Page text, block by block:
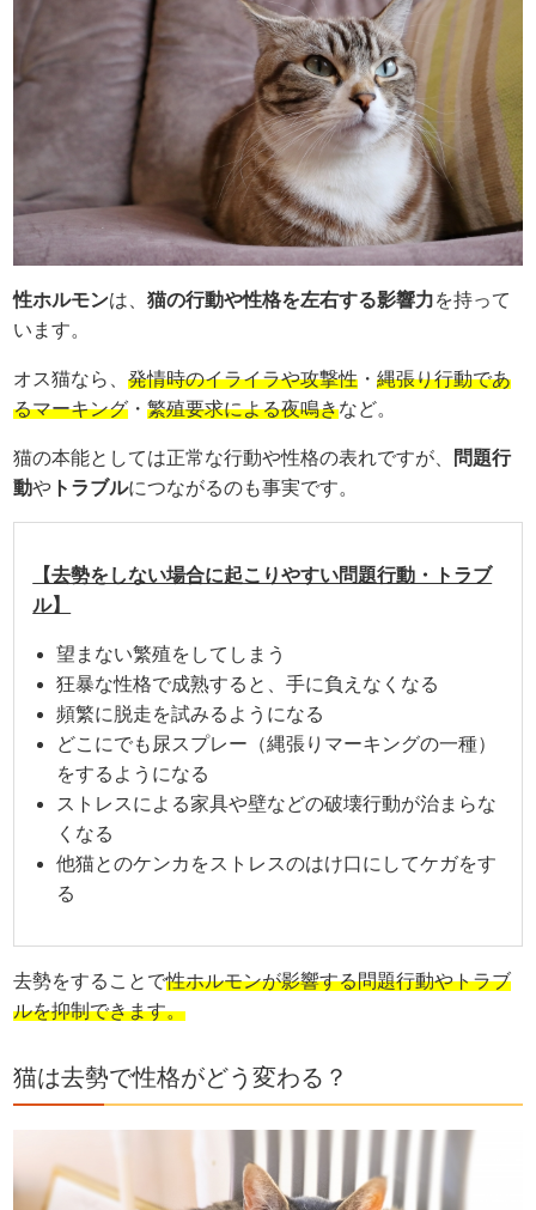
性ホルモンは、猫の行動や性格を左右する影響力を持って
います。
オス猫なら、発情時のイライラや攻撃性 ・縄張り行動であ
るマーキング ・繁殖要求による夜鳴きなど。
猫の本能としては正常な行動や性格の表れですが、
問題行
動や トラブルにつながるのも事実です。
【去勢をしない場合に起こりやすい問題行動・トラブ
ル】
望まない繁殖をしてしまう
狂暴な性格で成熟すると、手に負えなくなる
頻繁に脱走を試みるようになる
どこにでも尿スプレー（縄張りマーキングの一種）
をするようになる
ストレスによる家具や壁などの破壊行動が治まらな
くなる
他猫とのケンカをストレスのはけ口にしてケガをす
る
去勢をすることで性ホルモンが影響する問題行動やトラブ
ルを抑制できます。
猫は去勢で性格がどう変わる？